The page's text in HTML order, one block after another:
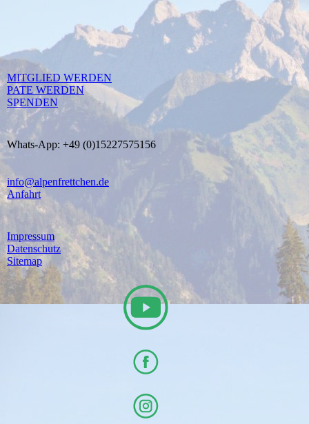
MITGLIED WERDEN
PATE WERDEN
SPENDEN
Whats-App: +49 (0)15227575156
info@alpenfrettchen.de
Anfahrt
Impressum
Datenschutz
Sitemap